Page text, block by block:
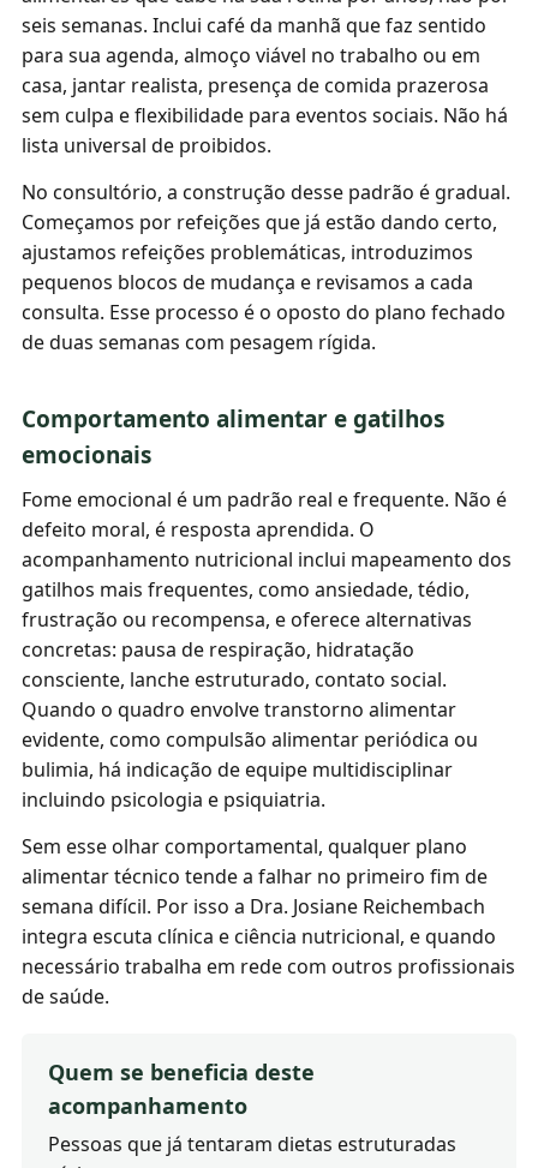
seis semanas. Inclui café da manhã que faz sentido
para sua agenda, almoço viável no trabalho ou em
casa, jantar realista, presença de comida prazerosa
sem culpa e flexibilidade para eventos sociais. Não há
lista universal de proibidos.
No consultório, a construção desse padrão é gradual.
Começamos por refeições que já estão dando certo,
ajustamos refeições problemáticas, introduzimos
pequenos blocos de mudança e revisamos a cada
consulta. Esse processo é o oposto do plano fechado
de duas semanas com pesagem rígida.
Comportamento alimentar e gatilhos
emocionais
Fome emocional é um padrão real e frequente. Não é
defeito moral, é resposta aprendida. O
acompanhamento nutricional inclui mapeamento dos
gatilhos mais frequentes, como ansiedade, tédio,
frustração ou recompensa, e oferece alternativas
concretas: pausa de respiração, hidratação
consciente, lanche estruturado, contato social.
Quando o quadro envolve transtorno alimentar
evidente, como compulsão alimentar periódica ou
bulimia, há indicação de equipe multidisciplinar
incluindo psicologia e psiquiatria.
Sem esse olhar comportamental, qualquer plano
alimentar técnico tende a falhar no primeiro fim de
semana difícil. Por isso a Dra. Josiane Reichembach
integra escuta clínica e ciência nutricional, e quando
necessário trabalha em rede com outros profissionais
de saúde.
Quem se beneficia deste
acompanhamento
Pessoas que já tentaram dietas estruturadas